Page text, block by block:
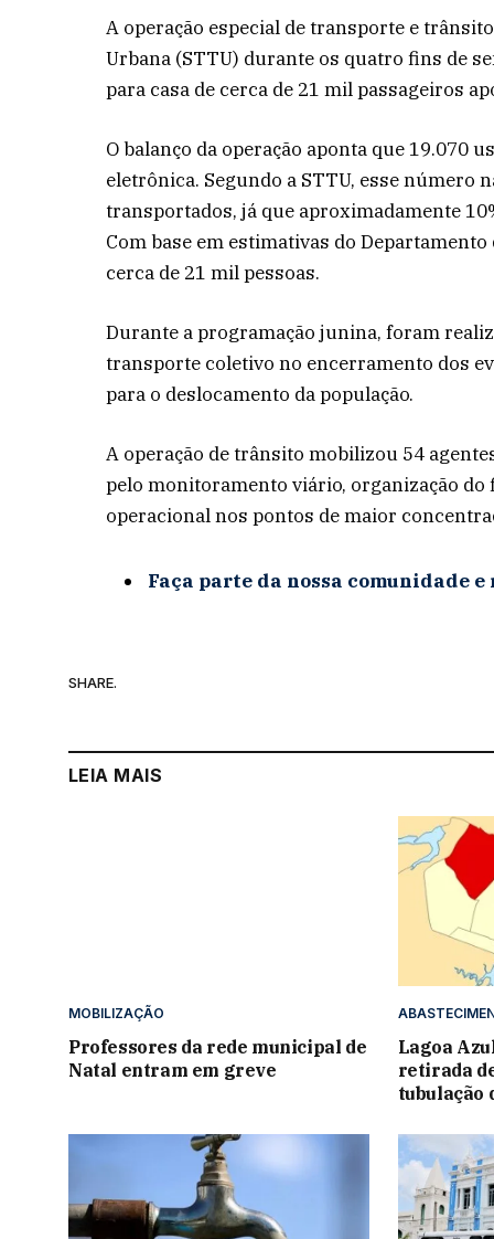
A operação especial de transporte e
Urbana (STTU) durante os quatro fins de
para casa de cerca de 21 mil passageiros
O balanço da operação aponta que 19.070
eletrônica. Segundo a STTU, esse número
transportados, já que aproximadamente
Com base em estimativas do
cerca de 21 mil pessoas.
Durante a programação junina, foram
transporte coletivo no encerramento dos
para o deslocamento da população.
A operação de trânsito mobilizou 54
pelo monitoramento viário, organização
operacional nos pontos de maior
Faça parte da nossa comunidade
SHARE.
LEIA MAIS
MOBILIZAÇÃO
Professores da rede municipal de
Natal entram em greve
Lagoa
retirada
tubulação